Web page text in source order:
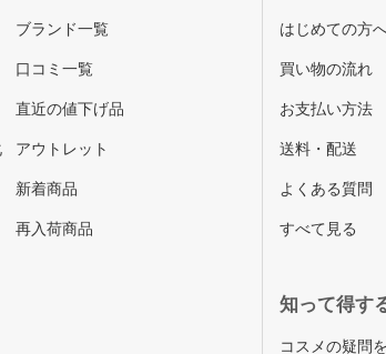
ブランド一覧
口コミ一覧
直近の値下げ品
アウトレット
新着商品
再入荷商品
はじめての方
買い物の流れ
お支払い方法
送料・配送
よくある質問
すべて見る
知って得す
コスメの疑問